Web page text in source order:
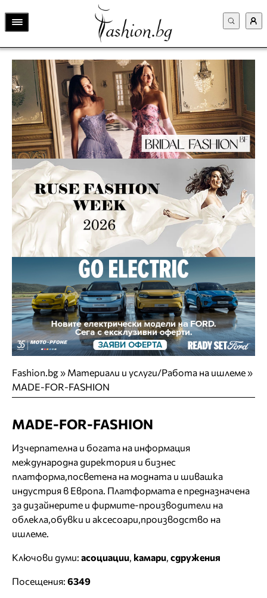
Fashion.bg» Материали и услуги/Работа на ишлеме»
MADE-FOR-FASHION
MADE-FOR-FASHION
Изчерпателна и богата на информация
международна директория и бизнес
платформа,посветена на модната и шивашка
индустрия в Европа. Платформата е предназначена
за дизайнерите и фирмите-производители на
облекла,обувки и аксесоари,производство на
ишлеме.
Ключови думи: асоциации камари сдружения
Посещения: 6349